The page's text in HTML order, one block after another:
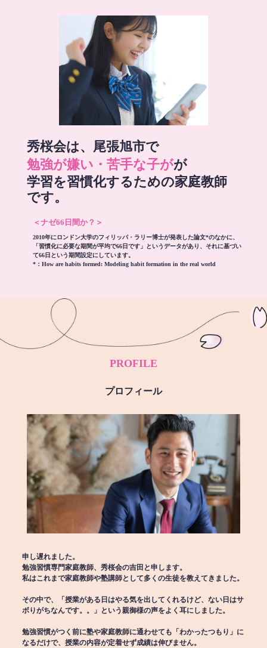
秀桜会は、尾張旭市で
勉強が嫌い・苦手な子がが
学習を習慣化するための家庭教師
です。
＜ナゼ66日間か？＞
2010年にロンドン大学のフィリッパ・ラリー博士が発表した論文*のなかに、
「習慣化に必要な期間が平均で66日です」というデータがあり、それに基づい
て66日という期間設定にしています。
*： How are habits formed: Modeling habit formation in the real world
PROFILE
プロフィール
申し遅れました。
勉強習慣専門家庭教師、秀桜会の吉田と申します。
私はこれまで家庭教師や塾講師として多くの生徒を教えてきました。
その中で、「授業がある日はやる気を出してくれるけど、ない日はサ
ボりがちなんです。。」という親御様の声をよく耳にしました。
勉強習慣がつく前に塾や家庭教師に通わせても「わかったつもり」に
なるだけで、授業の内容が定着せず成績は伸びません。